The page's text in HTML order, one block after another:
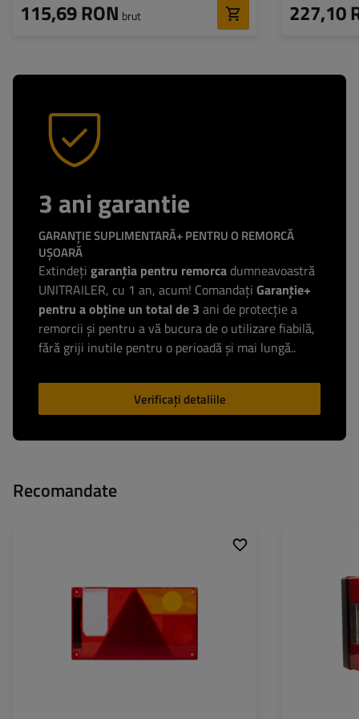
115,69 RON brut 227,10
3 ani garantie
GARANȚIE SUPLIMENTARĂ+ PENTRU O REMORCĂ
UȘOARĂ
Extindeți garanția pentru remorcadumneavoastră
UNITRAILER, cu 1 an, acum! Comandați Garanție+
pentru a obține un total de 3 ani de protecție a
remorcii și pentru a vă bucura de o utilizare fiabilă,
fără griji inutile pentru o perioadă și mai lungă..
Verificați detaliile
Recomandate
de frână ,Semnalizator
Lumină de marșarier
Reflectorizant
Sursa de lumina: